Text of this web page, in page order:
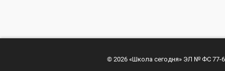
© 2026 «Школа сегодня» ЭЛ № ФС 77-